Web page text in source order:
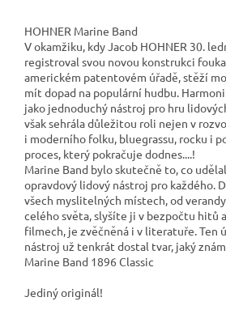
HOHNER Marine Band
V okamžiku, kdy Jacob HOHNER 30.
registroval svou novou konstrukci
americkém patentovém úřadě, stěží
mít dopad na populární hudbu.
jako jednoduchý nástroj pro hru
však sehrála důležitou roli nejen v
i moderního folku, bluegrassu, rocku i
proces, který pokračuje dodnes....!
Marine Band bylo skutečně to, co
opravdový lidový nástroj pro každého.
všech myslitelných místech, od
celého světa, slyšíte ji v bezpočtu hitů
filmech, je zvěčněná i v literatuře. Ten
nástroj už tenkrát dostal tvar, jaký
Marine Band 1896 Classic
Jediný originál!